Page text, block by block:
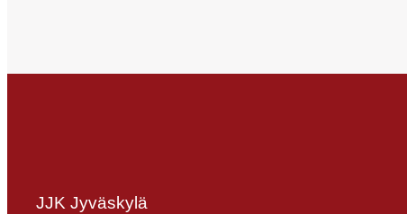
JJK Jyväskylä